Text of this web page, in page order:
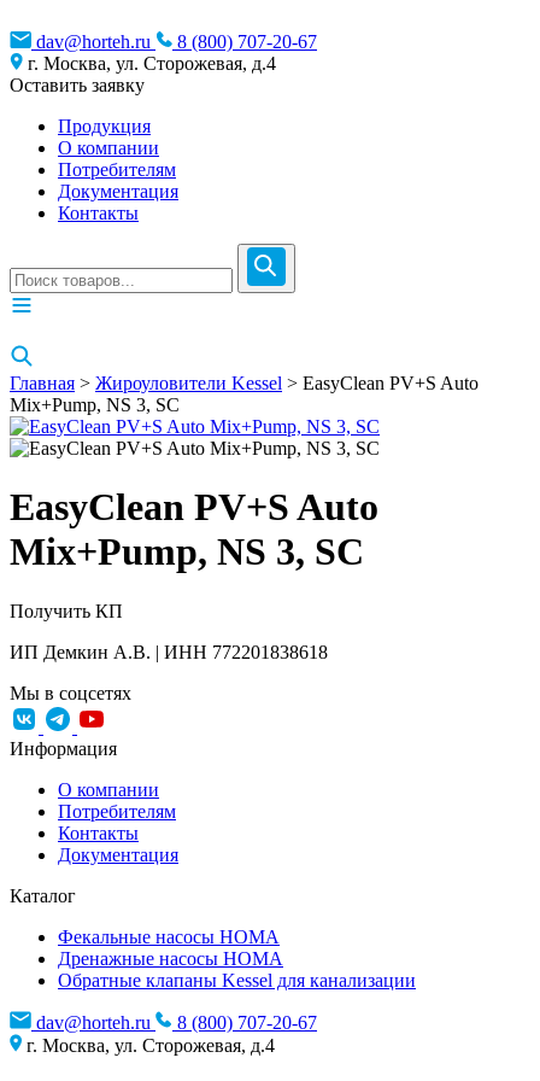
dav@horteh.ru
8 (800) 707-20-67
г. Москва, ул. Сторожевая, д.4
Оставить заявку
Продукция
О компании
Потребителям
Документация
Контакты
Главная > Жироуловители Kessel > EasyClean PV+S Auto
Mix+Pump, NS 3, SC
EasyClean PV+S Auto
Mix+Pump, NS 3, SC
Получить КП
ИП Демкин А.В. | ИНН 772201838618
Мы в соцсетях
Информация
О компании
Потребителям
Контакты
Документация
Каталог
Фекальные насосы HOMA
Дренажные насосы HOMA
Обратные клапаны Kessel для канализации
dav@horteh.ru
8 (800) 707-20-67
г. Москва, ул. Сторожевая, д.4